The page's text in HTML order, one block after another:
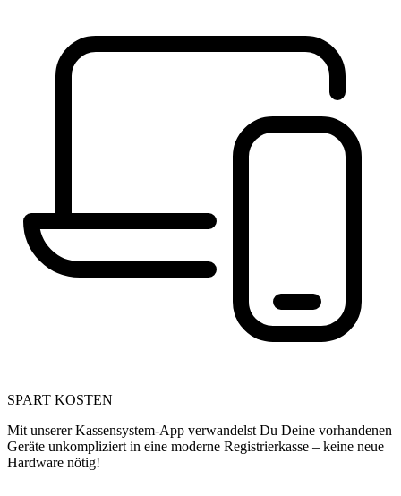
SPART KOSTEN
Mit unserer Kassensystem-App verwandelst Du Deine vorhandenen
Geräte unkompliziert in eine moderne Registrierkasse – keine neue
Hardware nötig!